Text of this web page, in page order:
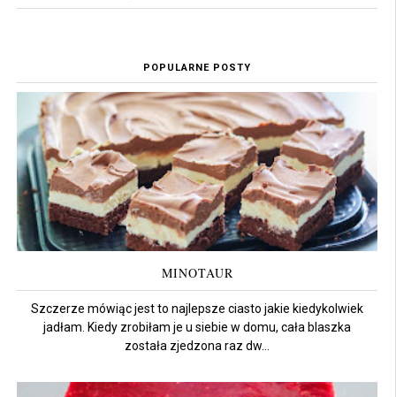
POPULARNE POSTY
MINOTAUR
Szczerze mówiąc jest to najlepsze ciasto jakie kiedykolwiek
jadłam. Kiedy zrobiłam je u siebie w domu, cała blaszka
została zjedzona raz dw...